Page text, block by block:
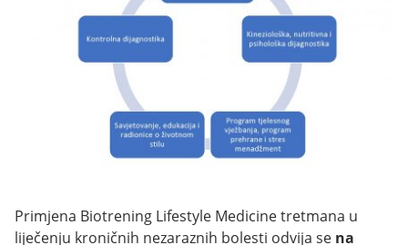
Primjena Biotrening Lifestyle Medicine tretmana u
liječenju kroničnih nezaraznih bolesti odvija se na